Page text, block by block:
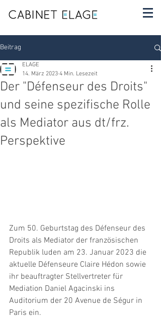
Beitrag
Der "Défenseur des Droits"
und seine spezifische Rolle
als Mediator aus dt/frz.
Perspektive
ELAGE
14. März 2023 4 Min. Lesezeit
Zum 50. Geburtstag des Défenseur des
Droits als Mediator der französischen
Republik luden am 23. Januar 2023 die
aktuelle Défenseure Claire Hédon sowie
ihr beauftragter Stellvertreter für
Mediation Daniel Agacinski ins
Auditorium der 20 Avenue de Ségur in
Paris ein.